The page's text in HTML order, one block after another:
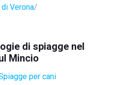
Verona
di spiagge nel
Mincio
per cani